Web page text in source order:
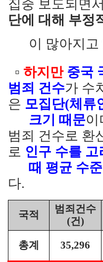
집중 보도되면서
단에 대해 부정
이 많아지고
▫ 하지만 중국
범죄 건수가 수
은 모집단(체류
크기 때문이
범죄 건수로 환
로 인구 수를 고
때 평균 수준
다.
국적
범죄건수
(건)
총계
35,296